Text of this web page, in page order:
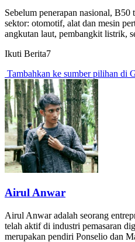
Sebelum penerapan nasional,
sektor: otomotif, alat dan mesin
angkutan laut, pembangkit listrik,
Ikuti Berita7
Tambahkan ke sumber pilihan di
Airul Anwar
Airul Anwar adalah seorang
telah aktif di industri pemasaran
merupakan pendiri Ponselio dan